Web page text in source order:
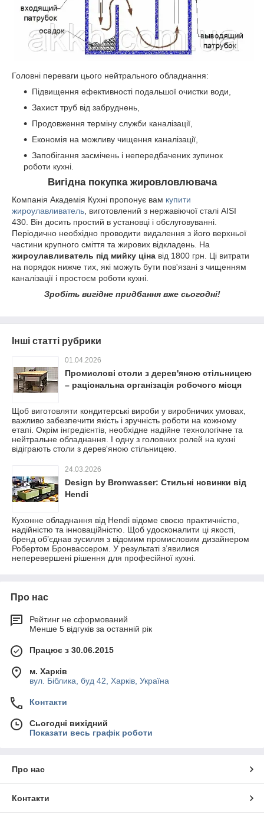
Головні переваги цього нейтрального обладнання:
Підвищення ефективності подальшої очистки води,
Захист труб від забруднень,
Продовження терміну служби каналізації,
Економія на можливу чищення каналізації,
Запобігання засмічень і непередбачених зупинок
роботи кухні.
Вигідна покупка жировловлювача
Компанія Академія Кухні пропонує вам купити
жироулавливатель, виготовлений з нержавіючої сталі AISI
430. Він досить простий в установці і обслуговуванні.
Періодично необхідно проводити видалення з його верхньої
частини крупного сміття та жирових відкладень. На
жироулавливатель під мийку ціна від 1800 грн. Ці витрати
на порядок нижче тих, які можуть бути пов'язані з чищенням
каналізації і простоєм роботи кухні.
Зробіть вигідне придбання вже сьогодні!
Інші статті рубрики
01.04.2026
Промислові столи з дерев'яною стільницею
– раціональна організація робочого місця
Щоб виготовляти кондитерські вироби у виробничих умовах,
важливо забезпечити якість і зручність роботи на кожному
етапі. Окрім інгредієнтів, необхідне надійне технологічне та
нейтральне обладнання. І одну з головних ролей на кухні
відіграють столи з дерев'яною стільницею.
24.03.2026
Design by Bronwasser: Стильні новинки від
Hendi
Кухонне обладнання від Hendi відоме своєю практичністю,
надійністю та інноваційністю. Щоб удосконалити ці якості,
бренд об’єднав зусилля з відомим промисловим дизайнером
Робертом Бронвассером. У результаті з’явилися
неперевершені рішення для професійної кухні.
Про нас
Рейтинг не сформований
Менше 5 відгуків за останній рік
Працює з 30.06.2015
м. Харків
вул. Біблика, буд 42, Харків, Україна
Контакти
Сьогодні вихідний
Показати весь графік роботи
Про нас
Контакти